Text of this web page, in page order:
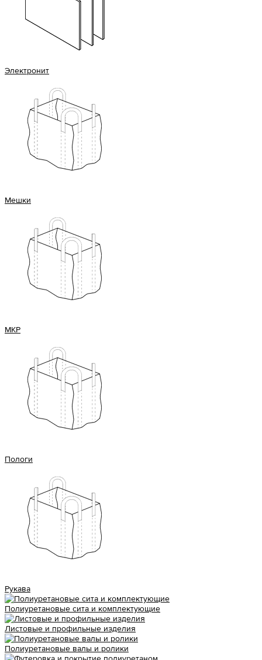
Электронит
Мешки
МКР
Пологи
Рукава
Полиуретановые сита и комплектующие
Листовые и профильные изделия
Полиуретановые валы и ролики